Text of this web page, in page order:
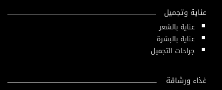
عناية وتجميل
عناية بالشعر
عناية بالبشرة
جراحات التجميل
غذاء ورشاقة